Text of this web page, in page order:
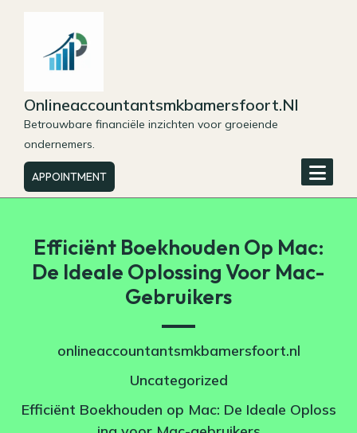
Onlineaccountantsmkbamersfoort.nl
Betrouwbare financiële inzichten voor groeiende
ondernemers.
APPOINTMENT
Efficiënt Boekhouden Op Mac:
De Ideale Oplossing Voor Mac-
Gebruikers
onlineaccountantsmkbamersfoort.nl
Uncategorized
Efficiënt Boekhouden op Mac: De Ideale Oploss